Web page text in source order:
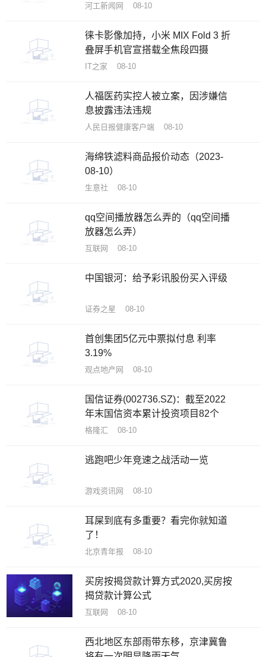
河工新闻网 08-10
徕卡影像加持，小米 MIX Fold 3 折
叠屏手机官宣搭载全焦段四摄
IT之家 08-10
人福医药实控人被立案，因涉嫌信
息披露违法违规
人民日报健康客户端 08-10
海绵铁滤料商品报价动态（2023-
08-10）
生意社 08-10
qq空间播放器怎么弄的（qq空间播
放器怎么弄）
互联网 08-10
中国银河：给予彩讯股份买入评级
证券之星 08-10
首创集团5亿元中票拟付息 利率
3.19%
观点地产网 08-10
国信证券(002736.SZ)：截至2022
年末国信资本累计投资项目82个
格隆汇 08-10
逃跑吧少年竞速之战活动一览
游戏资讯网 08-10
耳屎到底有多重要？看完你就知道
了！
北京青年报 08-10
买房按揭贷款计算方式2020,买房按
揭贷款计算公式
互联网 08-10
西北地区东部雨带东移，京津冀鲁